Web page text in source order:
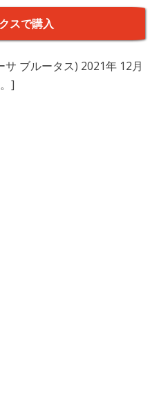
スで購入
サ ブルータス) 2021年 12月
]